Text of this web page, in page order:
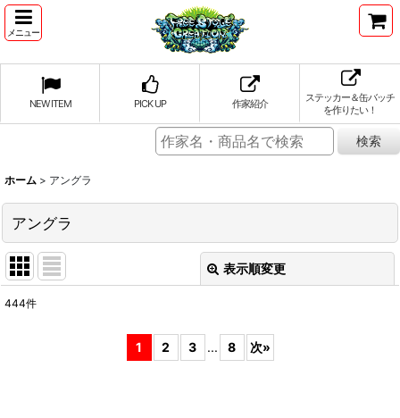
メニュー
NEW ITEM PICK UP 作家紹介
ステッカー＆缶バッチ
を作りたい！
ホーム > アングラ
アングラ
表示順変更
444件
1 2 3 ... 8 次»